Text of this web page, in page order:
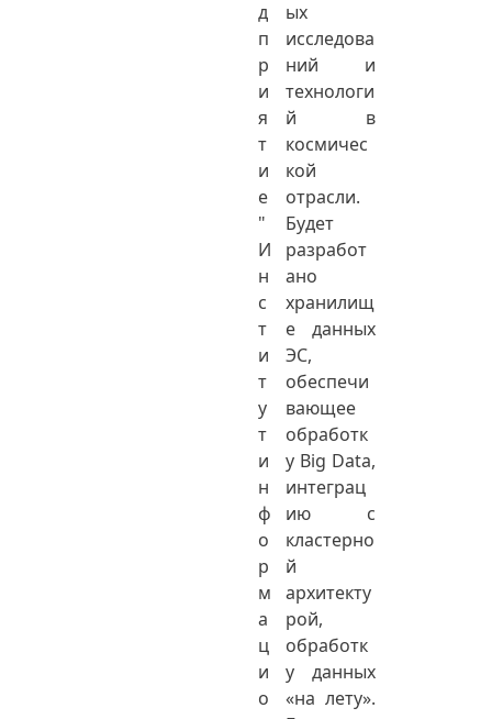
д
п
р
и
я
т
и
е
"
И
н
с
т
и
т
у
т
и
н
ф
о
р
м
а
ц
и
о
ых
исследова
ний и
технологи
й в
космичес
кой
отрасли.
Будет
разработ
ано
хранилищ
е данных
ЭС,
обеспечи
вающее
обработк
у Big Data,
интеграц
ию с
кластерно
й
архитекту
рой,
обработк
у данных
«на лету».